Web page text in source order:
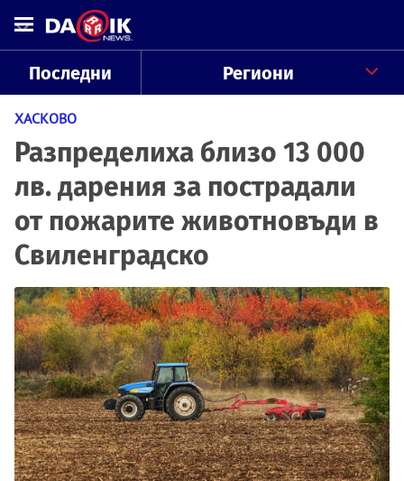
Последни Региони
ХАСКОВО
Разпределиха близо 13 000
лв. дарения за пострадали
от пожарите животновъди в
Свиленградско